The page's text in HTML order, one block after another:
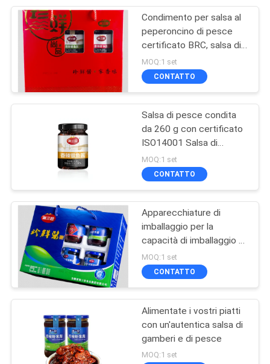
Condimento per salsa al
peperoncino di pesce
certificato BRC, salsa di
pesce, sale al
peperoncino
MOQ:1 set
CONTATTO
Salsa di pesce condita
da 260 g con certificato
ISO14001 Salsa di
peperoncino e pesce
MOQ:1 set
CONTATTO
Apparecchiature di
imballaggio per la
capacità di imballaggio di
260 g e IS 09001
Certificate
MOQ:1 set
CONTATTO
Alimentate i vostri piatti
con un'autentica salsa di
gamberi e di pesce
MOQ:1 set